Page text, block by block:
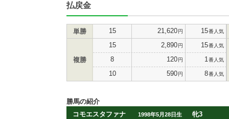
払戻金
単勝 15 21,620円 15番人気
複勝
15 2,890円 15番人気
8 120円 1 番人気
10 590円 8番人気
勝馬の紹介
コモエスタファナ
1998年5月28日生 牝3